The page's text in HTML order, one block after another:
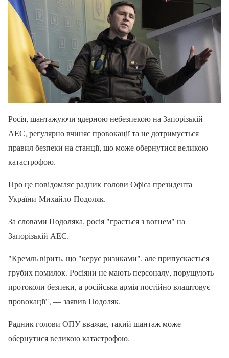
Росія, шантажуючи ядерною небезпекою на Запорізькій
АЕС, регулярно вчиняє провокації та не дотримується
правил безпеки на станції, що може обернутися великою
катастрофою.
Про це повідомляє радник голови Офіса президента
України Михайло Подоляк.
За словами Подоляка, росія "грається з вогнем" на
Запорізькій АЕС.
"Кремль вірить, що "керує ризиками", але припускається
грубих помилок. Росіяни не мають персоналу, порушують
протоколи безпеки, а російська армія постійно влаштовує
провокації", — заявив Подоляк.
Радник голови ОПУ вважає, такий шантаж може
обернутися великою катастрофою.